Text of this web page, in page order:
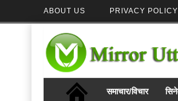
ABOUT US PRIVACY POLICY
समाचार/विचार